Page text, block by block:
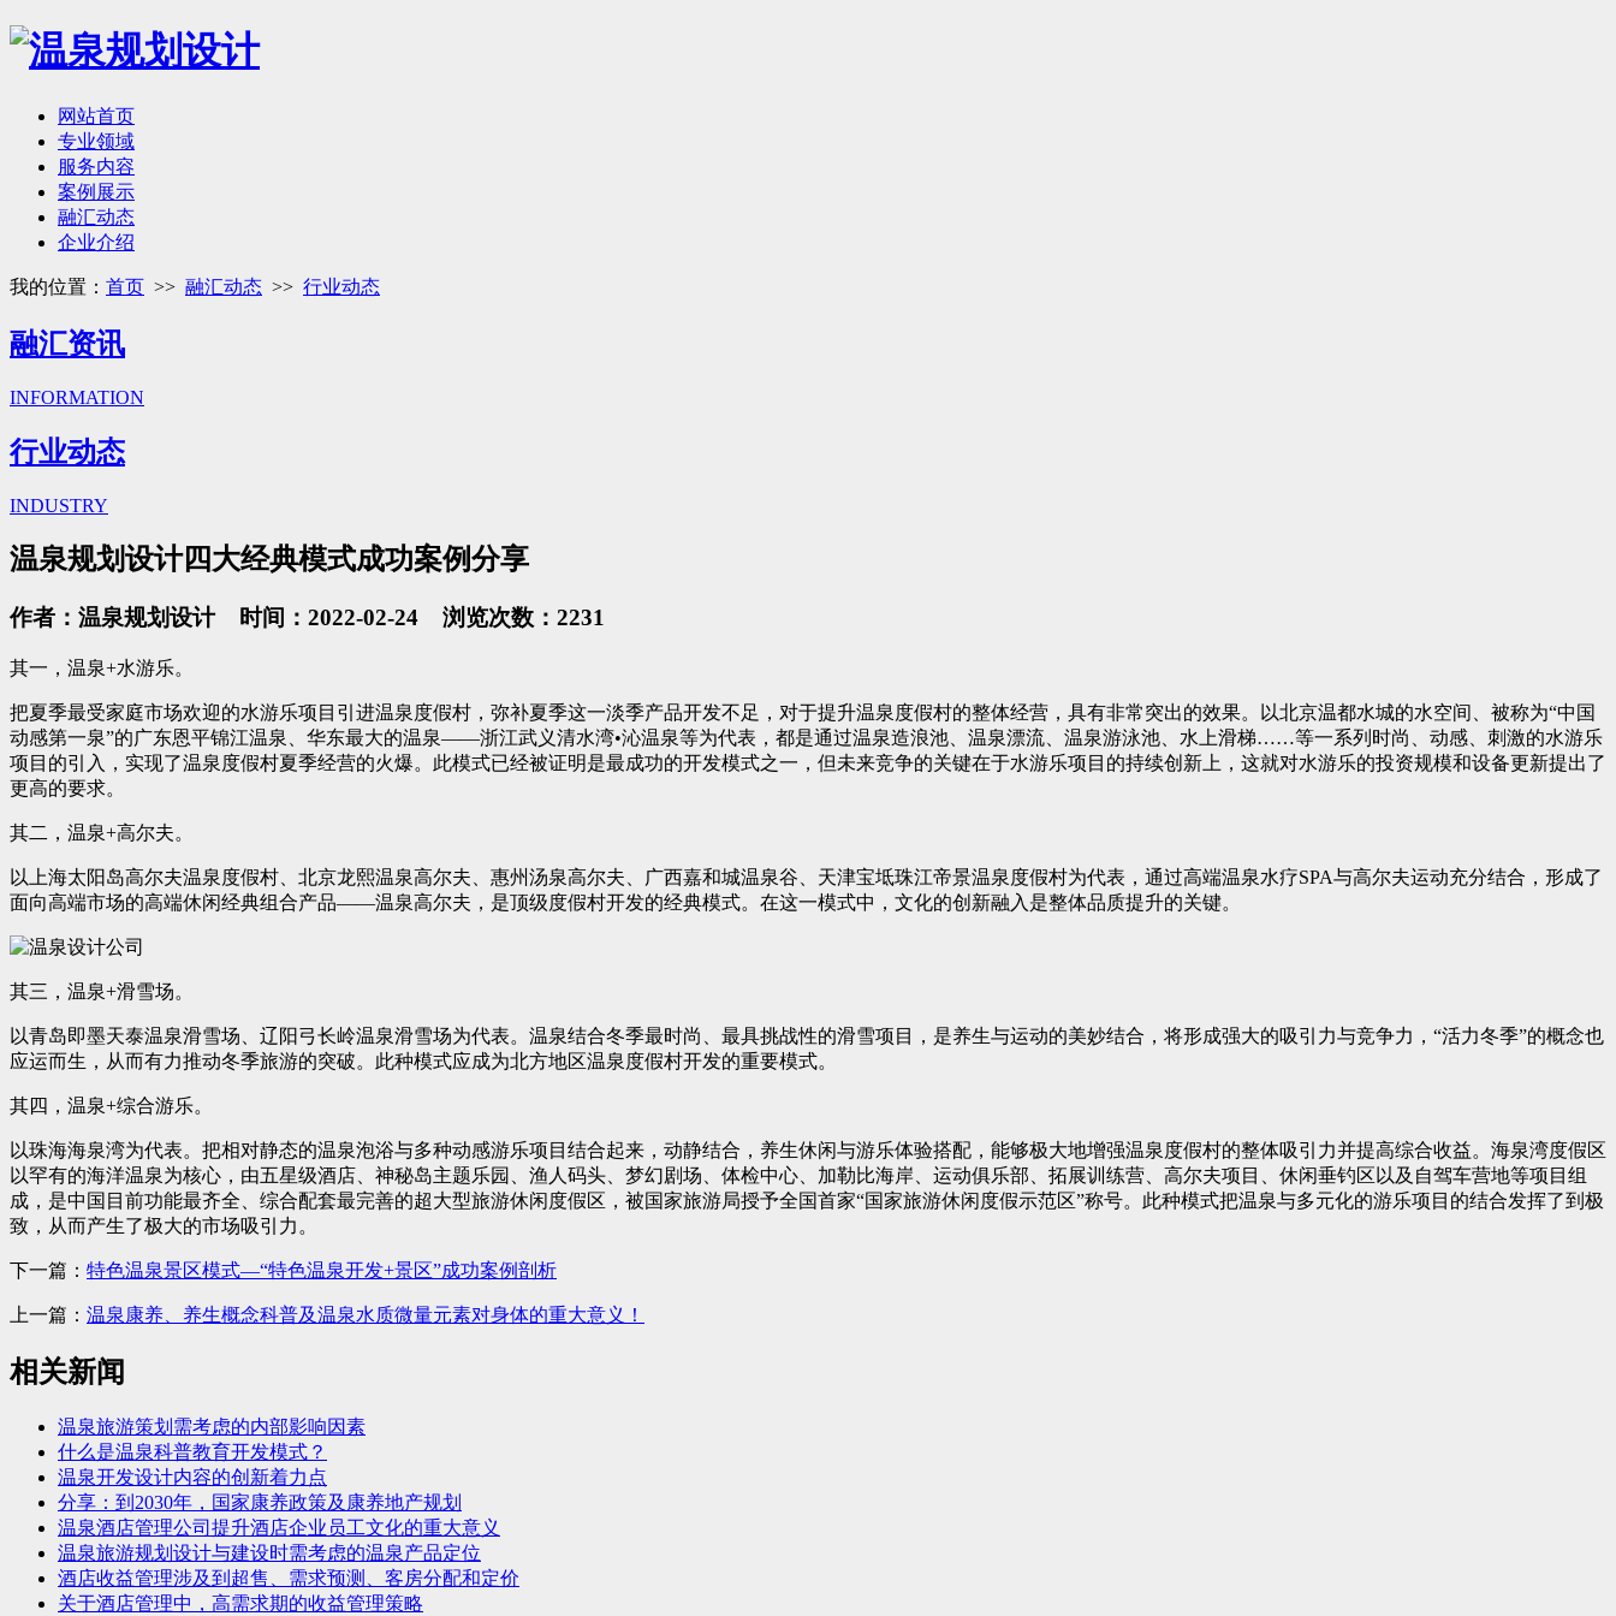
网站首页
专业领域
服务内容
案例展示
融汇动态
企业介绍
我的位置： 首页 >> 融汇动态 >> 行业动态
融汇资讯
INFORMATION
行业动态
INDUSTRY
温泉规划设计四大经典模式成功案例分享
作者：温泉规划设计 时间：2022-02-24 浏览次数：2231
其一，温泉+水游乐。
把夏季最受家庭市场欢迎的水游乐项目引进温泉度假村，弥补夏季这一淡季产品开发不足，对于提升温泉度假村的整体经营，具有非常突出的效果。以北京温都水城的水空间、被称为“中国
动感第一泉”的广东恩平锦江温泉、华东最大的温泉——浙江武义清水湾•沁温泉等为代表，都是通过温泉造浪池、温泉漂流、温泉游泳池、水上滑梯……等一系列时尚、动感、刺激的水游乐
项目的引入，实现了温泉度假村夏季经营的火爆。此模式已经被证明是最成功的开发模式之一，但未来竞争的关键在于水游乐项目的持续创新上，这就对水游乐的投资规模和设备更新提出了
更高的要求。
其二，温泉+高尔夫。
以上海太阳岛高尔夫温泉度假村、北京龙熙温泉高尔夫、惠州汤泉高尔夫、广西嘉和城温泉谷、天津宝坻珠江帝景温泉度假村为代表，通过高端温泉水疗SPA与高尔夫运动充分结合，形成了
面向高端市场的高端休闲经典组合产品——温泉高尔夫，是顶级度假村开发的经典模式。在这一模式中，文化的创新融入是整体品质提升的关键。
其三，温泉+滑雪场。
以青岛即墨天泰温泉滑雪场、辽阳弓长岭温泉滑雪场为代表。温泉结合冬季最时尚、最具挑战性的滑雪项目，是养生与运动的美妙结合，将形成强大的吸引力与竞争力，“活力冬季”的概念也
应运而生，从而有力推动冬季旅游的突破。此种模式应成为北方地区温泉度假村开发的重要模式。
其四，温泉+综合游乐。
以珠海海泉湾为代表。把相对静态的温泉泡浴与多种动感游乐项目结合起来，动静结合，养生休闲与游乐体验搭配，能够极大地增强温泉度假村的整体吸引力并提高综合收益。海泉湾度假区
以罕有的海洋温泉为核心，由五星级酒店、神秘岛主题乐园、渔人码头、梦幻剧场、体检中心、加勒比海岸、运动俱乐部、拓展训练营、高尔夫项目、休闲垂钓区以及自驾车营地等项目组
成，是中国目前功能最齐全、综合配套最完善的超大型旅游休闲度假区，被国家旅游局授予全国首家“国家旅游休闲度假示范区”称号。此种模式把温泉与多元化的游乐项目的结合发挥了到极
致，从而产生了极大的市场吸引力。
下一篇： 特色温泉景区模式—“特色温泉开发+景区”成功案例剖析
上一篇： 温泉康养、养生概念科普及温泉水质微量元素对身体的重大意义！
相关新闻
温泉旅游策划需考虑的内部影响因素
什么是温泉科普教育开发模式？
温泉开发设计内容的创新着力点
分享：到2030年，国家康养政策及康养地产规划
温泉酒店管理公司提升酒店企业员工文化的重大意义
温泉旅游规划设计与建设时需考虑的温泉产品定位
酒店收益管理涉及到超售、需求预测、客房分配和定价
关于酒店管理中，高需求期的收益管理策略